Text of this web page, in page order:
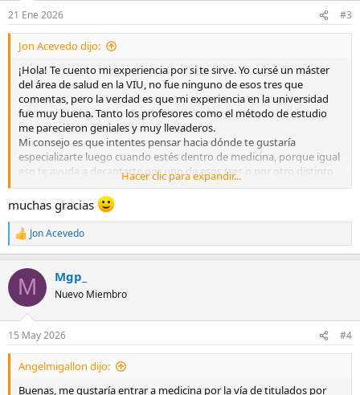
n
e
s
21 Ene 2026 #3
Jon Acevedo dijo:
¡Hola! Te cuento mi experiencia por si te sirve. Yo cursé un máster
del área de salud en la VIU, no fue ninguno de esos tres que
comentas, pero la verdad es que mi experiencia en la universidad
fue muy buena. Tanto los profesores como el método de estudio
me parecieron geniales y muy llevaderos.
Mi consejo es que intentes pensar hacia dónde te gustaría
especializarte luego cuando estés dentro de medicina, porque igual
eso te ayuda a decantarte por uno de esos tres o por otro distinto.
De todas formas, si no lo tienes claro, lo mejor que puedes hacer es
consultar los 3 programas en la web de la VIU y mirar bien las
asignaturas de cada uno. Solicita información del que más te guste
o te cuadre, porque luego te llama un asesor y te lo explica todo
súper bien. Incluso ese mismo asesor te podrá ayudar a elegir el
máster más adecuado para ti o decirte cuál te puede suponer
menos esfuerzo para sacártelo con nota y entrar a medicina.
¡Mucha suerte! Siento no poder ayudarte más.
Hacer clic para expandir...
muchas gracias
R
e
c
i
n
e
s
Jon Acevedo
M Mgp_
Nuevo Miembro
15 May 2026 #4
Angelmigallon dijo:
Buenas, me gustaría entrar a medicina por la vía de titulados por